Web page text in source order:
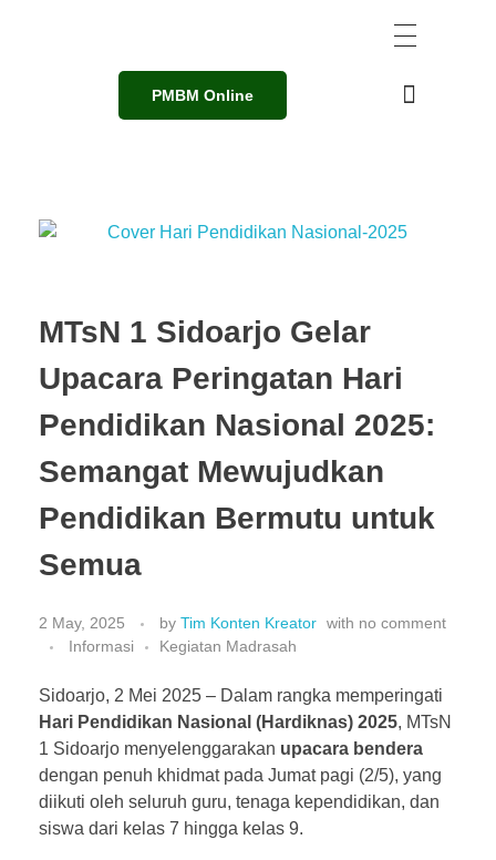
PMBM Online
MTsN 1 Sidoarjo Gelar
Upacara Peringatan Hari
Pendidikan Nasional 2025:
Semangat Mewujudkan
Pendidikan Bermutu untuk
Semua
2 May, 2025 by Tim Konten Kreator with no comment
Informasi
Kegiatan Madrasah
Sidoarjo, 2 Mei 2025 – Dalam rangka memperingati
Hari Pendidikan Nasional (Hardiknas) 2025, MTsN
1 Sidoarjo menyelenggarakan upacara bendera
dengan penuh khidmat pada Jumat pagi (2/5), yang
diikuti oleh seluruh guru, tenaga kependidikan, dan
siswa dari kelas 7 hingga kelas 9.